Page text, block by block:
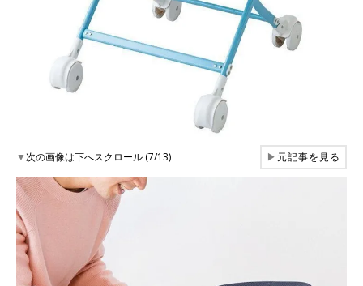
▼次の画像は下へスクロール (7/13) ▶元記事を見る